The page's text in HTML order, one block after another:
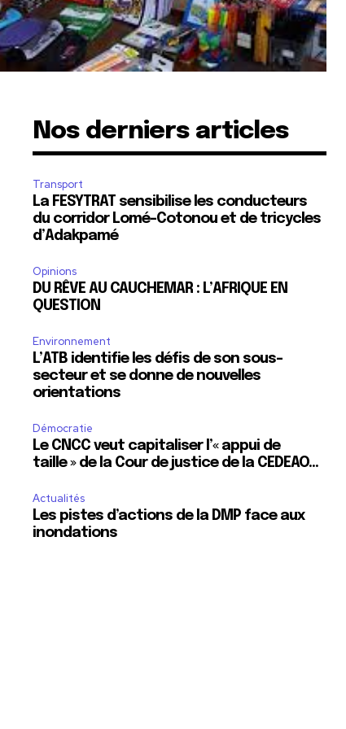
Nos derniers articles
Transport
La FESYTRAT sensibilise les conducteurs
du corridor Lomé-Cotonou et de tricycles
d’Adakpamé
Opinions
DU RÊVE AU CAUCHEMAR : L’AFRIQUE EN
QUESTION
Environnement
L’ATB identifie les défis de son sous-
secteur et se donne de nouvelles
orientations
Démocratie
Le CNCC veut capitaliser l’« appui de
taille » de la Cour de justice de la CEDEAO…
Actualités
Les pistes d’actions de la DMP face aux
inondations